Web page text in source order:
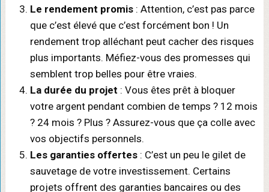
Le rendement promis: Attention, c’est pas parce
que c’est élevé que c’est forcément bon ! Un
rendement trop alléchant peut cacher des risques
plus importants. Méfiez-vous des promesses qui
semblent trop belles pour être vraies.
La durée du projet : Vous êtes prêt à bloquer
votre argent pendant combien de temps ? 12 mois
? 24 mois ? Plus ? Assurez-vous que ça colle avec
vos objectifs personnels.
Les garanties offertes: C’est un peu le gilet de
sauvetage de votre investissement. Certains
projets offrent des garanties bancaires ou des